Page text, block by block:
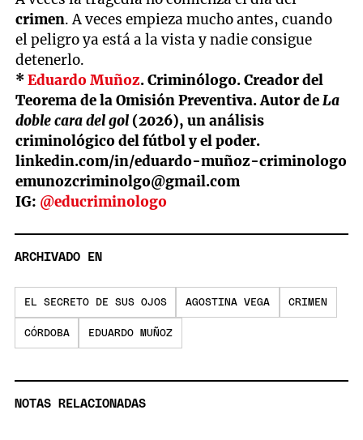
crimen. A veces empieza mucho antes, cuando
el peligro ya está a la vista y nadie consigue
detenerlo.
*Eduardo Muñoz. Criminólogo. Creador del
Teorema de la Omisión Preventiva. Autor deLa
doble cara del gol(2026), un análisis
criminológico del fútbol y el poder.
linkedin.com/in/eduardo-muñoz-criminologo
emunozcriminolgo@gmail.com
IG: @educriminologo
ARCHIVADO EN
EL SECRETO DE SUS OJOS AGOSTINA VEGA CRIMEN
CÓRDOBA EDUARDO MUÑOZ
NOTAS RELACIONADAS